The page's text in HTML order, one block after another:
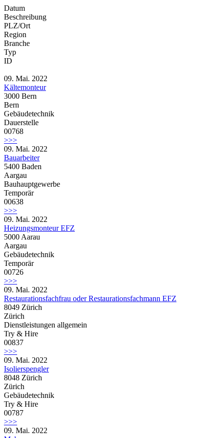
Datum
Beschreibung
PLZ/Ort
Region
Branche
Typ
ID
09. Mai. 2022
Kältemonteur
3000 Bern
Bern
Gebäudetechnik
Dauerstelle
00768
>>>
09. Mai. 2022
Bauarbeiter
5400 Baden
Aargau
Bauhauptgewerbe
Temporär
00638
>>>
09. Mai. 2022
Heizungsmonteur EFZ
5000 Aarau
Aargau
Gebäudetechnik
Temporär
00726
>>>
09. Mai. 2022
Restaurationsfachfrau oder Restaurationsfachmann EFZ
8049 Zürich
Zürich
Dienstleistungen allgemein
Try & Hire
00837
>>>
09. Mai. 2022
Isolierspengler
8048 Zürich
Zürich
Gebäudetechnik
Try & Hire
00787
>>>
09. Mai. 2022